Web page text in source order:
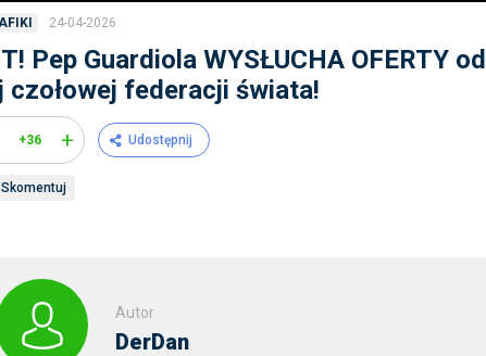
24-04-2026
Pep Guardiola WYSŁUCHA OFERTY od
czołowej federacji świata!
+36 + Udostępnij
Skomentuj
Autor
DerDan